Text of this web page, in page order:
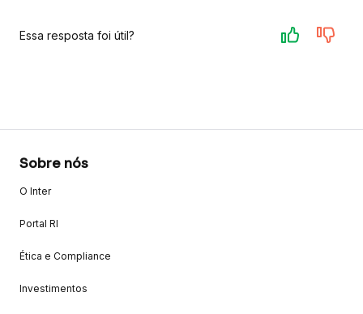
Essa resposta foi útil?
Sobre nós
O Inter
Portal RI
Ética e Compliance
Investimentos